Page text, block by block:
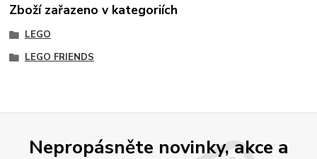
Zboží zařazeno v kategoriích
LEGO
LEGO FRIENDS
Nepropásněte novinky, akce a